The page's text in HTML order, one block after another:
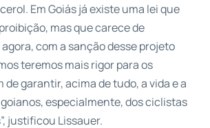
Em Goiás já existe uma lei que
mas que carece de
com a sanção desse projeto
teremos mais rigor para os
garantir, acima de tudo, a vida e a
especialmente, dos ciclistas
justificou Lissauer.